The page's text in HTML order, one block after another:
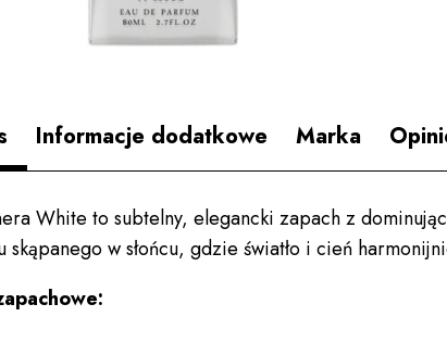
Informacje dodatkowe Marka
White to subtelny, elegancki zapach z
skąpanego w słońcu, gdzie światło i cień